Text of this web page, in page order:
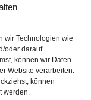
wir Technologien wie
oder darauf
können wir Daten
Website verarbeiten.
können
werden.
nicht im Park,
Bootsverleih in
mit Gas- oder
Tag auf